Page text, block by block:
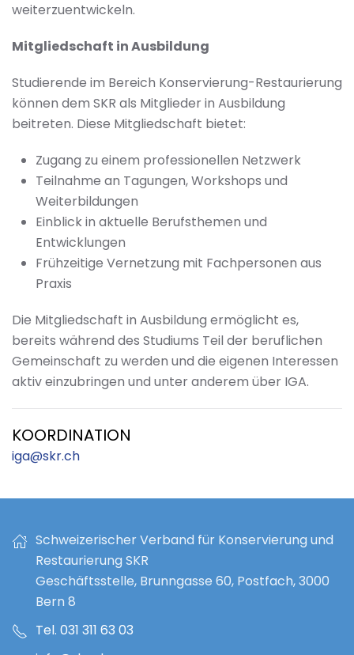
weiterzuentwickeln.
Mitgliedschaft in Ausbildung
Studierende im Bereich Konservierung-Restaurierung
können dem SKR als Mitglieder in Ausbildung
beitreten. Diese Mitgliedschaft bietet:
Zugang zu einem professionellen Netzwerk
Teilnahme an Tagungen, Workshops und
Weiterbildungen
Einblick in aktuelle Berufsthemen und
Entwicklungen
Frühzeitige Vernetzung mit Fachpersonen aus
Praxis
Die Mitgliedschaft in Ausbildung ermöglicht es,
bereits während des Studiums Teil der beruflichen
Gemeinschaft zu werden und die eigenen Interessen
aktiv einzubringen und unter anderem über IGA.
KOORDINATION
iga@skr.ch
Schweizerischer Verband für Konservierung und
Restaurierung SKR
Geschäftsstelle, Brunngasse 60, Postfach, 3000
Bern 8
Tel. 031 311 63 03